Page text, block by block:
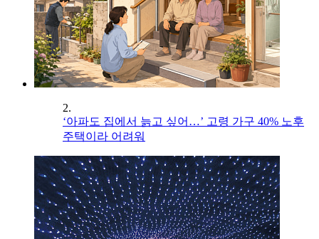
2.
‘아파도 집에서 늙고 싶어…’ 고령 가구 40% 노후
주택이라 어려워